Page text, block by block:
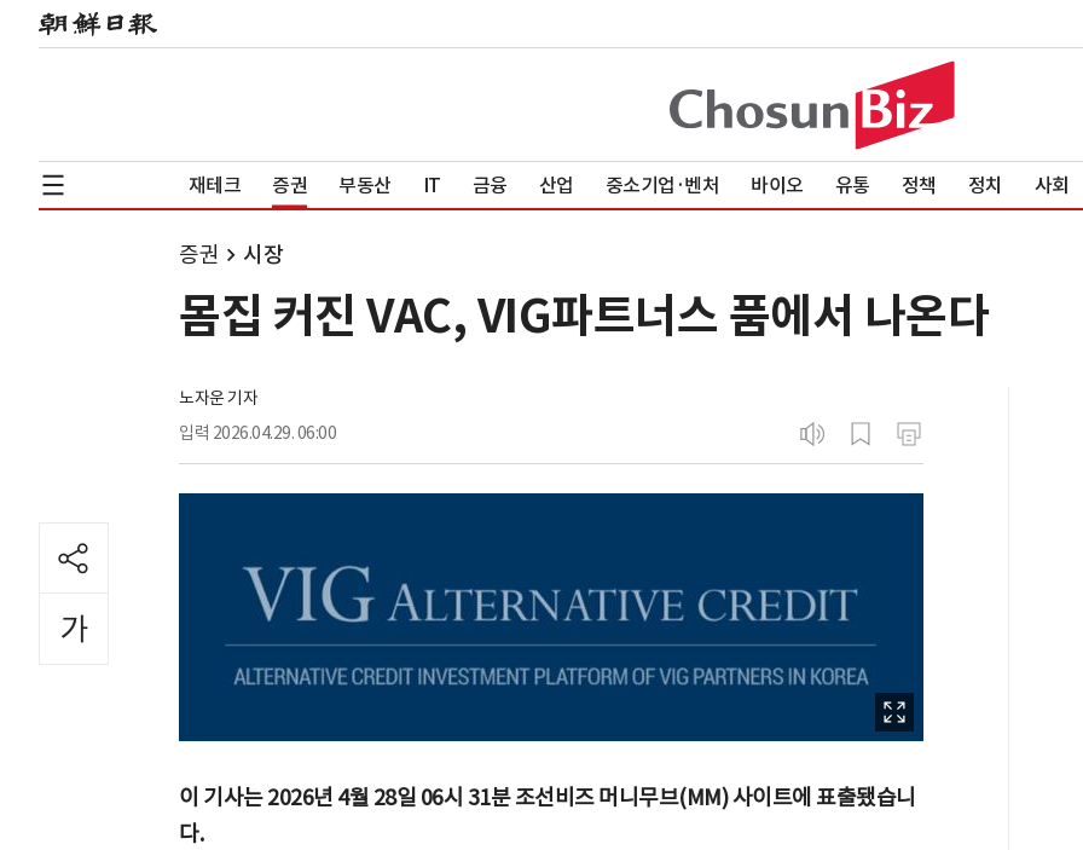
재테크 증권 부동산 IT 금융 산업 중소기업·벤처 바이오 유통 정책 정치 사회
증권 시장
몸집 커진 VAC, VIG파트너스 품에서 나온다
노자운 기자
입력 2026.04.29. 06:00
이 기사는 2026년 4월 28일 06시 31분 조선비즈 머니무브(MM) 사이트에 표출됐습니
다.